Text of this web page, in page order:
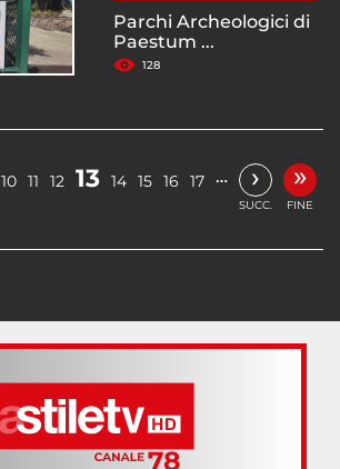
Parchi Archeologici di
Paestum ...
128
10 11 12 13 14 15 16 17 … ›
SUCC.
»
FINE